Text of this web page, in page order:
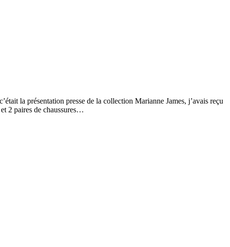
la présentation presse de la collection Marianne James, j’avais reçu
2 paires de chaussures…